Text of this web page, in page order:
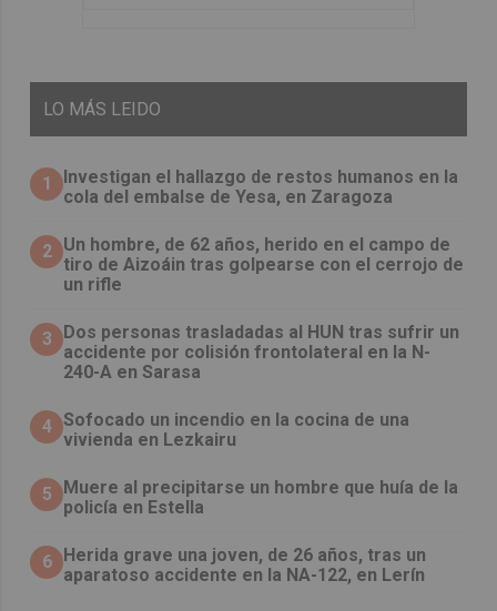
LO MÁS LEIDO
1
Investigan el hallazgo de restos humanos en la
cola del embalse de Yesa, en Zaragoza
2 Un hombre, de 62 años, herido en el campo de
tiro de Aizoáin tras golpearse con el cerrojo de
un rifle
3
​Dos personas trasladadas al HUN tras sufrir un
accidente por colisión frontolateral en la N-
240-A en Sarasa
4 Sofocado un incendio en la cocina de una
vivienda en Lezkairu
5
Muere al precipitarse un hombre que huía de la
policía en Estella
6
Herida grave una joven, de 26 años, tras un
aparatoso accidente en la NA-122, en Lerín